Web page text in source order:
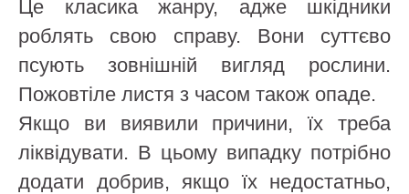
Це класика жанру, адже шкідники
роблять свою справу. Вони суттєво
псують зовнішній вигляд рослини.
Пожовтіле листя з часом також опаде.
Якщо ви виявили причини, їх треба
ліквідувати. В цьому випадку потрібно
додати добрив, якщо їх недостатньо,